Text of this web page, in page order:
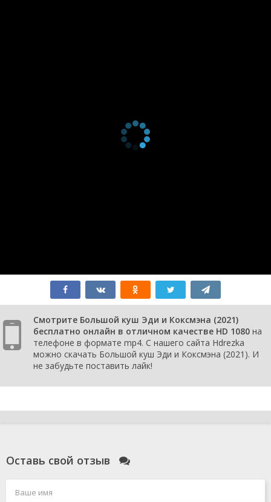
Смотрите Большой куш Эди и Коксмэна (2021)
бесплатно онлайн в отличном качестве HD 1080 на
телефоне в формате mp4. С нашего сайта Hdrezka
можно скачать Большой куш Эди и Коксмэна (2021). И
не забудьте поставить лайк!
Оставь свой отзыв